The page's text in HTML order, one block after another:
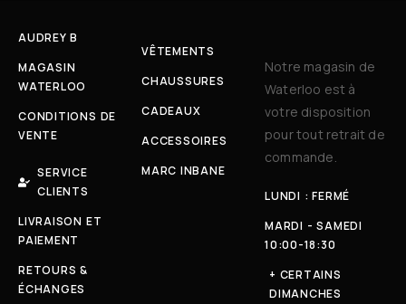
AUDREY B
MAGASIN
WATERLOO
CONDITIONS DE
VENTE
SERVICE
CLIENTS
LIVRAISON ET
PAIEMENT
RETOURS &
ÉCHANGES
VÊTEMENTS
CHAUSSURES
CADEAUX
ACCESSOIRES
MARC INBANE
Notre magasin de
Waterloo est à
votre disposition
pour tout retrait de
commande.
LUNDI : FERMÉ
MARDI - SAMEDI
10:00-18:30
+ CERTAINS
DIMANCHES